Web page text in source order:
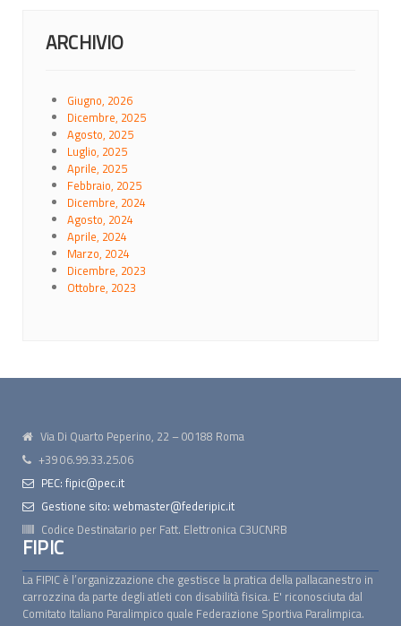
ARCHIVIO
Giugno, 2026
Dicembre, 2025
Agosto, 2025
Luglio, 2025
Aprile, 2025
Febbraio, 2025
Dicembre, 2024
Agosto, 2024
Aprile, 2024
Marzo, 2024
Dicembre, 2023
Ottobre, 2023
Via Di Quarto Peperino, 22 – 00188 Roma
+39 06.99.33.25.06
PEC: fipic@pec.it
Gestione sito: webmaster@federipic.it
Codice Destinatario per Fatt. Elettronica C3UCNRB
FIPIC
La FIPIC è l’organizzazione che gestisce la pratica della pallacanestro in
carrozzina da parte degli atleti con disabilità fisica. E' riconosciuta dal
Comitato Italiano Paralimpico quale Federazione Sportiva Paralimpica.